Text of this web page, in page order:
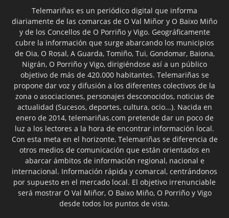
Telemariñas es un periódico digital que informa
diariamente de las comarcas de O Val Miñor y O Baixo Miño
y de los Concellos de O Porriño y Vigo. Geográficamente
cubre la información que surge abarcando los municipios
de Oia, O Rosal, A Guarda, Tomiño, Tui, Gondomar, Baiona,
Nigrán, O Porriño y Vigo, dirigiéndose así a un público
objetivo de más de 420.000 habitantes. Telemariñas se
propone dar voz y difusión a los diferentes colectivos de la
zona o asociaciones, personajes desconocidos, noticias de
actualidad (Sucesos, deportes, cultura, ocio...). Nacida en
enero de 2014, telemariñas.com pretende dar un poco de
luz a los lectores a la hora de encontrar información local.
Con esta meta en el horizonte, Telemariñas se diferencia de
otros medios de comunicación que están orientados en
abarcar ámbitos de información regional, nacional e
internacional. Información rápida y comarcal, centrándonos
por supuesto en el mercado local. El objetivo irrenunciable
será mostrar O Val Miñor, O Baixo Miño, O Porriño y Vigo
desde todos los puntos de vista.